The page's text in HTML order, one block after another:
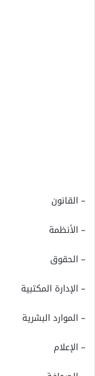
– القانون
– الأنظمة
– الحقوق
– الإدارة المكتبية
– الموارد البشرية
– الإعلام